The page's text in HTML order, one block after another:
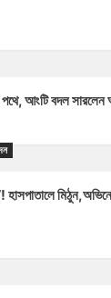
পথে, আংটি বদল
হাসপাতালে